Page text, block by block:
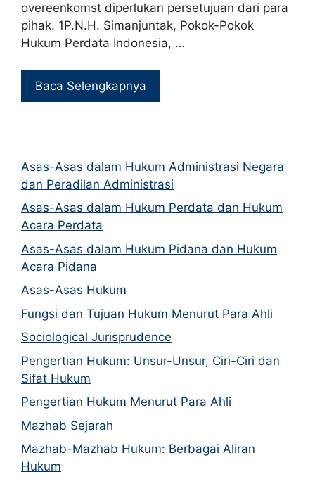
overeenkomst diperlukan persetujuan dari para
pihak. 1P.N.H. Simanjuntak, Pokok-Pokok
Hukum Perdata Indonesia, …
Baca Selengkapnya
Asas-Asas dalam Hukum Administrasi Negara
dan Peradilan Administrasi
Asas-Asas dalam Hukum Perdata dan Hukum
Acara Perdata
Asas-Asas dalam Hukum Pidana dan Hukum
Acara Pidana
Asas-Asas Hukum
Fungsi dan Tujuan Hukum Menurut Para Ahli
Sociological Jurisprudence
Pengertian Hukum: Unsur-Unsur, Ciri-Ciri dan
Sifat Hukum
Pengertian Hukum Menurut Para Ahli
Mazhab Sejarah
Mazhab-Mazhab Hukum: Berbagai Aliran
Hukum